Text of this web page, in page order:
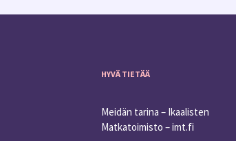
HYVÄ TIETÄÄ
Meidän tarina – Ikaalisten
Matkatoimisto – imt.fi